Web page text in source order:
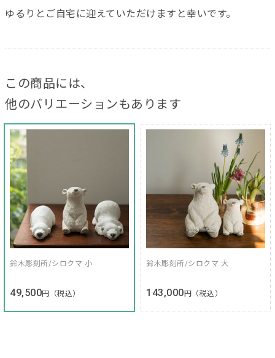
ゆるりとご自宅に迎えていただけますと幸いです。
この商品には、
他のバリエーションもあります
鈴木彫刻所/シロクマ 小
49,500円（税込）
鈴木彫刻所/シロクマ 大
143,000円（税込）